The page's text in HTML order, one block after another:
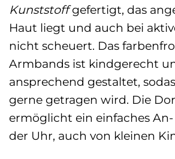
Kunststoffgefertigt, das
Haut liegt und auch bei
nicht scheuert. Das
Armbands ist kindgerecht
ansprechend gestaltet,
gerne getragen wird. Die
ermöglicht ein einfaches
der Uhr, auch von kleinen